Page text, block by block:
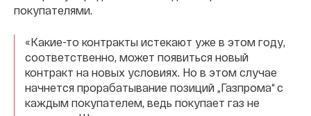
покупателями.
«Какие-то контракты истекают уже в этом году,
соответственно, может появиться новый
контракт на новых условиях. Но в этом случае
начнется прорабатывание позиций „Газпрома“ с
каждым покупателем, ведь покупает газ не